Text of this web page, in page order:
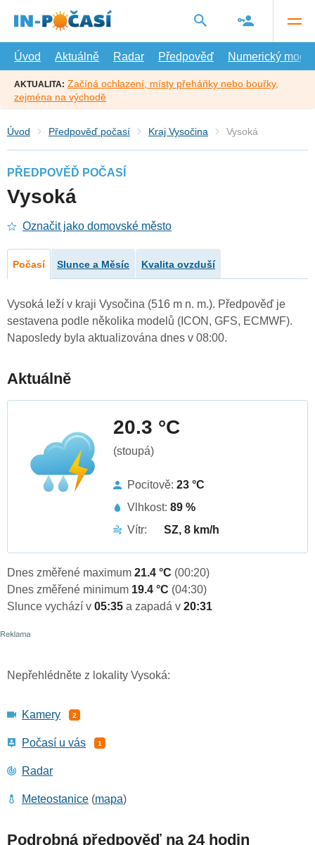
hlavní
Úvod
Aktuálně Radar Předpověď Numerický model
AKTUALITA: Začíná ochlazení, místy přeháňky nebo bouřky,
zejména na východě
Úvod Předpověď počasí Kraj Vysočina Vysoká
PŘEDPOVĚĎ POČASÍ
Vysoká
Označit jako domovské město
Počasí Slunce a Měsíc Kvalita ovzduší
Vysoká leží v kraji Vysočina (516 m n. m.). Předpověď je
sestavena podle několika modelů (ICON, GFS, ECMWF).
Naposledy byla aktualizována dnes v 08:00.
Aktuálně
20.3 °C
(stoupá)
Pocitově: 23 °C
Vlhkost: 89 %
Vítr:
SZ, 8 km/h
Dnes změřené maximum 21.4 °C (00:20)
Dnes změřené minimum 19.4 °C (04:30)
Slunce vychází v 05:35 a zapadá v 20:31
Nepřehlédněte z lokality Vysoká:
Kamery 2
Počasí u vás 1
Radar
Meteostanice (mapa)
Podrobná předpověď na 24 hodin